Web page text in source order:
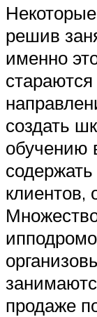
решив
именно
создать
обучению
клиентов,
продаже